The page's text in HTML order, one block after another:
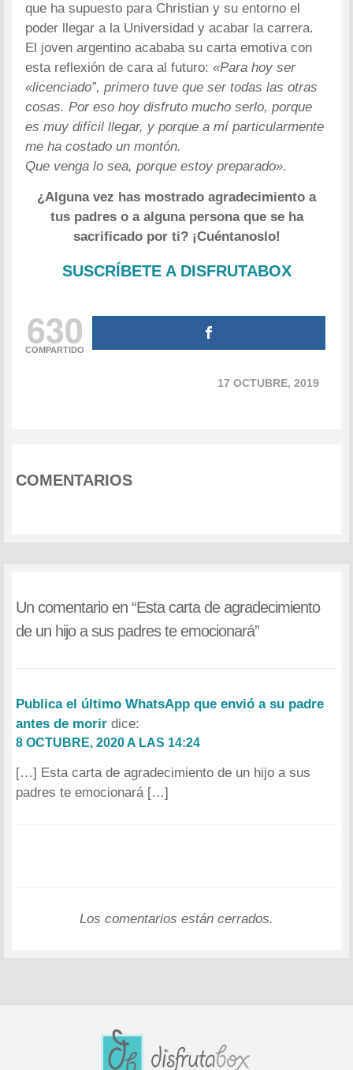
que ha supuesto para Christian y su entorno el
poder llegar a la Universidad y acabar la carrera.
El joven argentino acababa su carta emotiva con
esta reflexión de cara al futuro:«Para hoy ser
«licenciado”, primero tuve que ser todas las otras
cosas. Por eso hoy disfruto mucho serlo, porque
es muy difícil llegar, y porque a mí particularmente
me ha costado un montón.
Que venga lo sea, porque estoy preparado».
¿Alguna vez has mostrado agradecimiento a
tus padres o a alguna persona que se ha
sacrificado por ti? ¡Cuéntanoslo!
SUSCRÍBETE A DISFRUTABOX
630
COMPARTIDO
17 OCTUBRE, 2019
COMENTARIOS
Un comentario en “Esta carta de agradecimiento
de un hijo a sus padres te emocionará”
Publica el último WhatsApp que envió a su padre
antes de morir dice:
8 OCTUBRE, 2020 A LAS 14:24
[…] Esta carta de agradecimiento de un hijo a sus
padres te emocionará […]
Los comentarios están cerrados.